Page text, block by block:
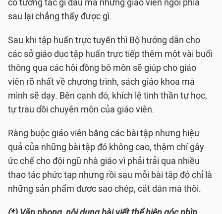
có tương tác gì đâu mà những giáo viên ngồi phía
sau lại chẳng thấy được gì.
Sau khi tập huấn trực tuyến thì Bộ hướng dẫn cho
các sở giáo dục tập huấn trực tiếp thêm một vài buổi
thông qua các hội đồng bộ môn sẽ giúp cho giáo
viên rõ nhất về chương trình, sách giáo khoa mà
mình sẽ dạy. Bên cạnh đó, khích lệ tinh thần tự học,
tự trau dồi chuyên môn của giáo viên.
Ràng buộc giáo viên bằng các bài tập nhưng hiệu
quả của những bài tập đó không cao, thậm chí gây
ức chế cho đội ngũ nhà giáo vì phải trải qua nhiều
thao tác phức tạp nhưng rồi sau mỗi bài tập đó chỉ là
những sản phẩm được sao chép, cắt dán mà thôi.